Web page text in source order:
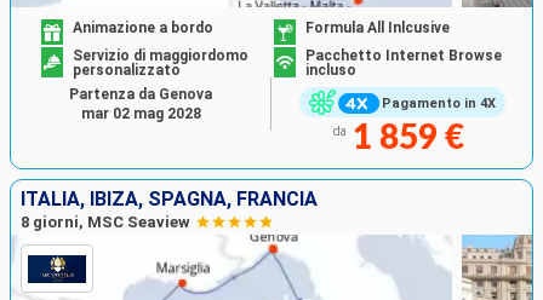
Pagamento in 4X
Animazione a bordo
Formula All Inlcusive
Servizio di maggiordomo
personalizzato
Pacchetto Internet Browse
incluso
da 1 859 €
Partenza da Genova
mar 02 mag 2028
ITALIA, IBIZA, SPAGNA, FRANCIA
8 giorni, MSC Seaview